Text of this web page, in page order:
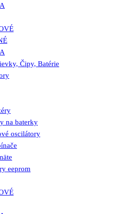
Čipy, Batérie
na baterky
oscilátory
eeprom